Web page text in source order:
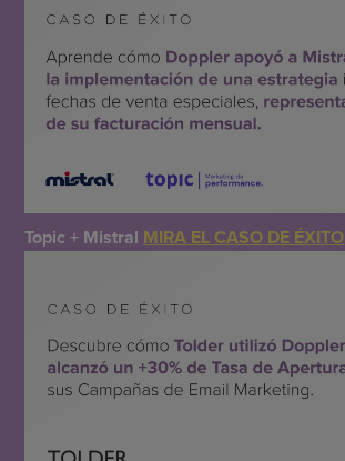
Topic + Mistral MIRA EL CASO DE ÉXITO